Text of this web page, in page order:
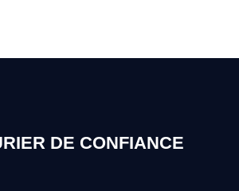
DE CONFIANCE